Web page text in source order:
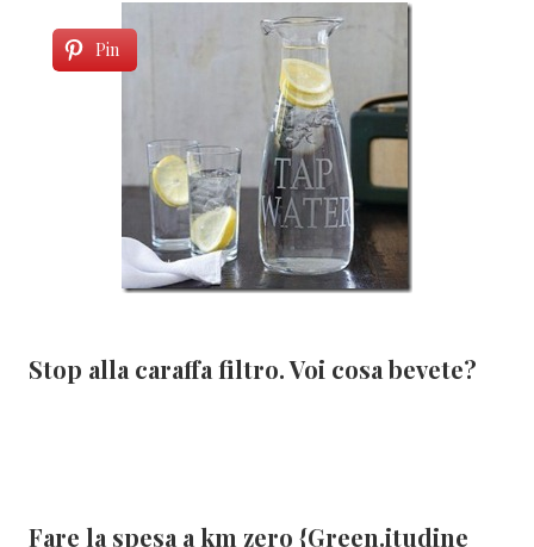
Pin
Stop alla caraffa filtro. Voi cosa bevete?
Fare la spesa a km zero {Green.itudine